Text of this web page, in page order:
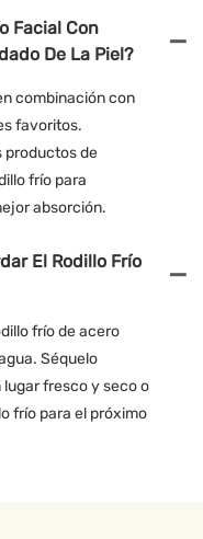
Facial Con
De La Piel?
combinación con
favoritos.
productos de
frío para
absorción.
El Rodillo Frío
frío de acero
Séquelo
fresco y seco o
frío para el próximo